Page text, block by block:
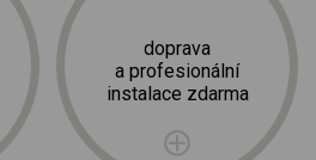
doprava
a profesionální
instalace zdarma